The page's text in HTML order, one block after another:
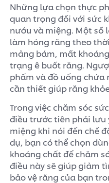
Những lựa chọn thực
quan trọng đối với sức
nướu và miệng. Một số
làm hỏng răng theo
mảng bám, mất
trạng ê buốt răng.
phẩm và đồ uống
cần thiết giúp răng
Trong việc chăm sóc
điều trước tiên phải lưu
miệng khi nói đến chế
dụ, bạn có thể chọn
khoáng chất để chăm
điều này sẽ giúp giảm
bảo vệ răng của bạn